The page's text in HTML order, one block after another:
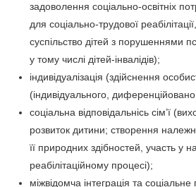
задоволення соціально-освітніх
для соціально-трудової
суспільство дітей з порушеннями
у тому числі дітей-інвалідів);
індивідуалізація (здійснення
(індивідуального,
соціальна відповідальнісь сім’ї
розвиток дитини; створення
її природних здібностей, участь у
реабілітаційному процесі);
міжвідомча інтеграція та